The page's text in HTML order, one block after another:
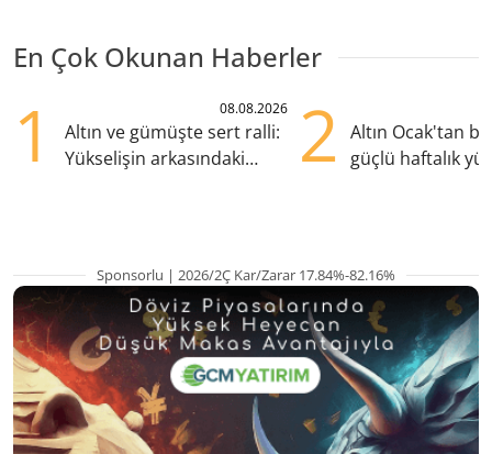
En Çok Okunan Haberler
1 08.08.2026
Altın ve gümüşte sert ralli:
Yükselişin arkasındaki
2
Altın Ocak'tan
güçlü haftalık
Sponsorlu | 2026/2Ç Kar/Zarar 17.84%-82.16%